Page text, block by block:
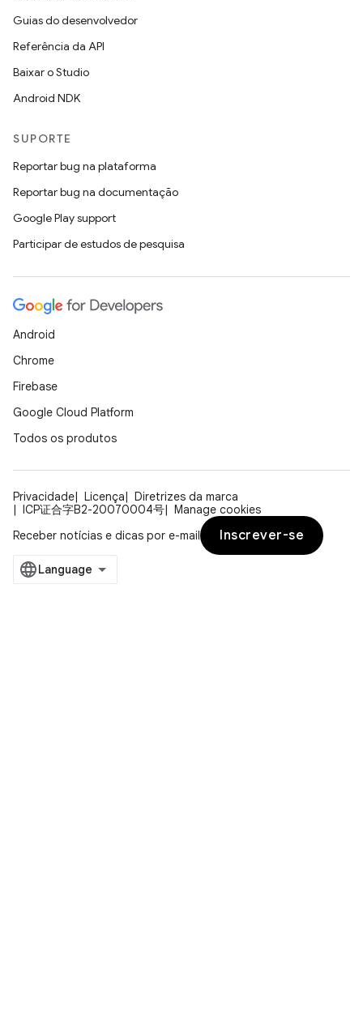
Guias do desenvolvedor
Referência da API
Baixar o Studio
Android NDK
SUPORTE
Reportar bug na plataforma
Reportar bug na documentação
Google Play support
Participar de estudos de pesquisa
Android
Chrome
Firebase
Google Cloud Platform
Todos os produtos
Privacidade Licença
Diretrizes da marca
ICP证合字B2-20070004号
Manage cookies
Receber notícias e dicas por e-mail
Inscrever-se